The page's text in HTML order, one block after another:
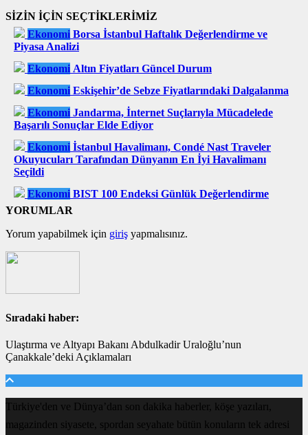
SİZİN İÇİN SEÇTİKLERİMİZ
Ekonomi Borsa İstanbul Haftalık Değerlendirme ve
Piyasa Analizi
Ekonomi Altın Fiyatları Güncel Durum
Ekonomi Eskişehir’de Sebze Fiyatlarındaki Dalgalanma
Ekonomi Jandarma, İnternet Suçlarıyla Mücadelede
Başarılı Sonuçlar Elde Ediyor
Ekonomi İstanbul Havalimanı, Condé Nast Traveler
Okuyucuları Tarafından Dünyanın En İyi Havalimanı
Seçildi
Ekonomi BIST 100 Endeksi Günlük Değerlendirme
YORUMLAR
Yorum yapabilmek için giriş yapmalısınız.
Sıradaki haber:
Ulaştırma ve Altyapı Bakanı Abdulkadir Uraloğlu’nun
Çanakkale’deki Açıklamaları
Türkiye'den ve Dünya’dan son dakika haberler, köşe yazıları,
magazinden siyasete, spordan seyahate bütün konuların tek adresi